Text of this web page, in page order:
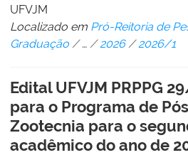
UFVJM
Localizado em Pró-Reitoria de
Graduação /… /2026 /2026/1
Edital UFVJM PRPPG
para o Programa de
Zootecnia para o
acadêmico do ano de